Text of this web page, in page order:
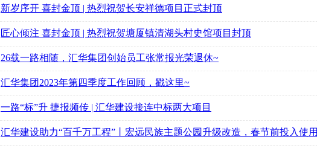
新岁序开 喜封金顶 | 热烈祝贺长安祥德项目正式封顶
匠心倾注 喜封金顶 | 热烈祝贺塘厦镇清湖头村史馆项目封顶
26载一路相随，汇华集团创始员工张常报光荣退休~
汇华集团2023年第四季度工作回顾，戳这里~
一路“标”升 捷报频传 | 汇华建设接连中标两大项目
汇华建设助力“百千万工程”丨宏远民族主题公园升级改造，春节前投入使用